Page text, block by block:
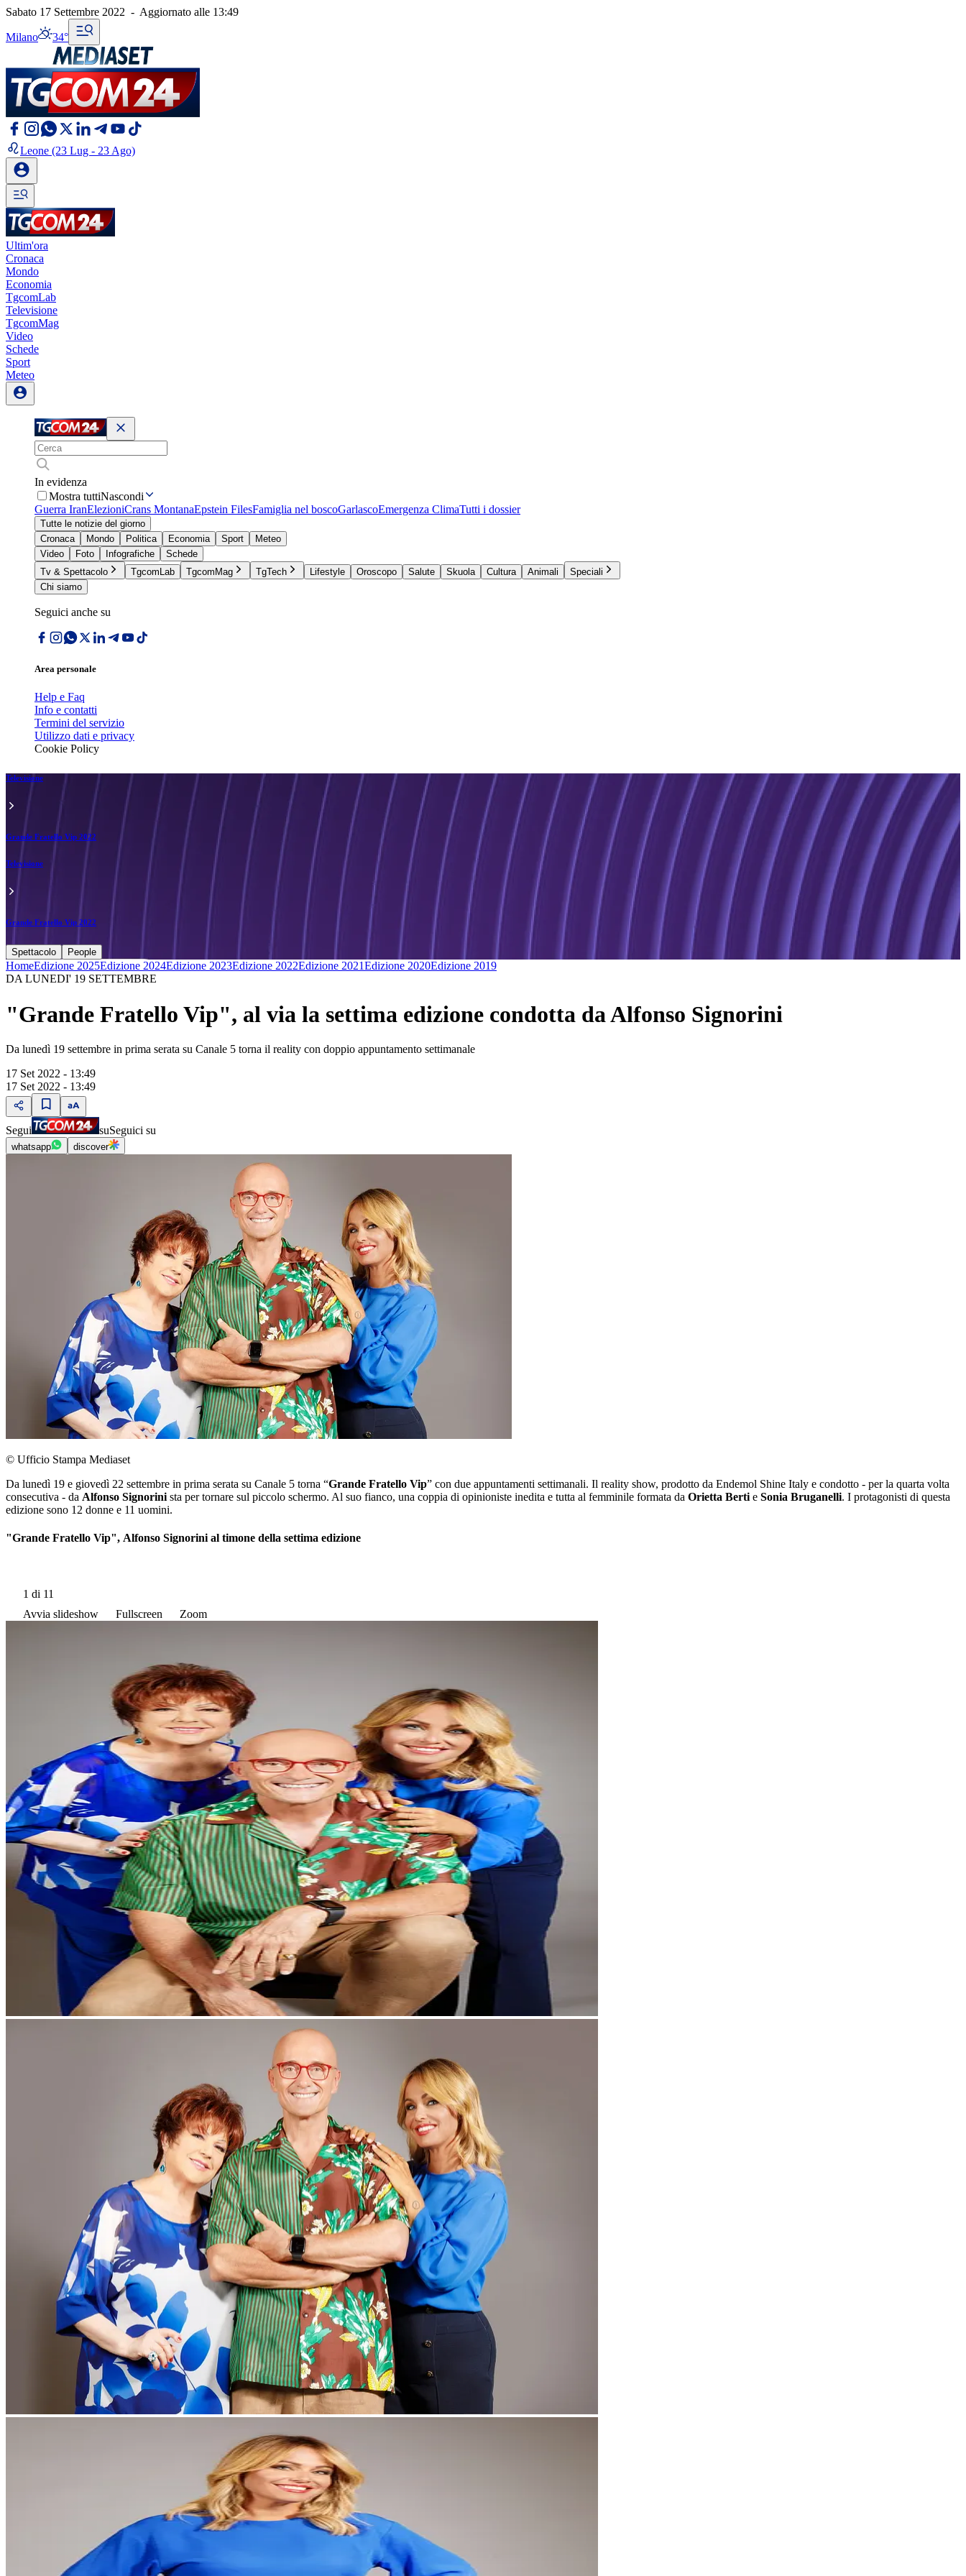
Sabato 17 Settembre 2022 - Aggiornato alle 13:49
Milano 34°
Leone (23 Lug - 23 Ago)
Ultim'ora
Cronaca
Mondo
Economia
TgcomLab
Televisione
TgcomMag
Video
Schede
Sport
Meteo
In evidenza
Mostra tuttiNascondi
Guerra IranElezioniCrans MontanaEpstein FilesFamiglia nel boscoGarlascoEmergenza ClimaTutti i dossier
Tutte le notizie del giorno
Cronaca
Mondo Politica Economia Sport
Meteo
Video
Foto Infografiche
Schede
Tv & Spettacolo
TgcomLab TgcomMag TgTech Lifestyle Oroscopo Salute Skuola Cultura Animali
Speciali
Chi siamo
Seguici anche su
Area personale
Help e Faq
Info e contatti
Termini del servizio
Utilizzo dati e privacy
Cookie Policy
Televisione
Grande Fratello Vip 2022
Televisione
Grande Fratello Vip 2022
Spettacolo People
HomeEdizione 2025Edizione 2024Edizione 2023Edizione 2022Edizione 2021Edizione 2020Edizione 2019
DA LUNEDI' 19 SETTEMBRE
"Grande Fratello Vip", al via la settima edizione condotta da Alfonso Signorini
Da lunedì 19 settembre in prima serata su Canale 5 torna il reality con doppio appuntamento settimanale
17 Set 2022 - 13:49
17 Set 2022 - 13:49
Segui suSeguici su
whatsapp discover
© Ufficio Stampa Mediaset
Da lunedì 19 e giovedì 22 settembre in prima serata su Canale 5 torna “Grande Fratello Vip” con due appuntamenti settimanali. Il reality show, prodotto da Endemol Shine Italy e condotto - per la quarta volta
consecutiva - da Alfonso Signorini sta per tornare sul piccolo schermo. Al suo fianco, una coppia di opinioniste inedita e tutta al femminile formata da Orietta Berti e Sonia Bruganelli. I protagonisti di questa
edizione sono 12 donne e 11 uomini.
"Grande Fratello Vip", Alfonso Signorini al timone della settima edizione
1 di 11
Avvia slideshow
Fullscreen Zoom